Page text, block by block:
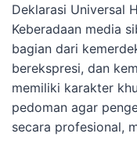
Deklarasi Universal
Keberadaan media
bagian dari
berekspresi, dan
memiliki karakter
pedoman agar
secara profesional,